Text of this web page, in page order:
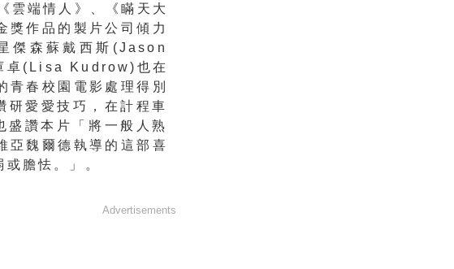
雲端情人》、《瞞天大
獎作品的製片公司傾力
傑森蘇戴西斯(Jason
卓( Lisa Kudrow)也在
青春校園電影處理得別
愛愛技巧， 在計程車
盛讚本片「 將一般人熟
亞魏爾德執導的這部喜
膽怯。」。
Advertisements